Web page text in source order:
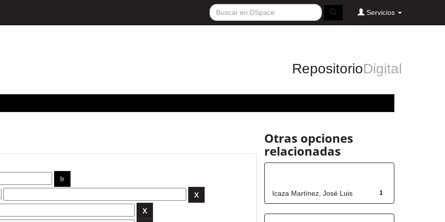
Servicios
RepositorioDigital
Otras opciones
relacionadas
1
Icaza Martínez, José Luis